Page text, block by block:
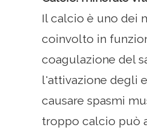
Il calcio è uno dei
coinvolto in
coagulazione del
l'attivazione degli
causare spasmi
troppo calcio può